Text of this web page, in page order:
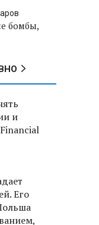
бомбы,
и
Его